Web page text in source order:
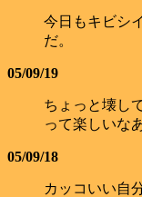
今日もキビシ
だ。
05/09/19
ちょっと壊し
って楽しいなあ
05/09/18
カッコいい自